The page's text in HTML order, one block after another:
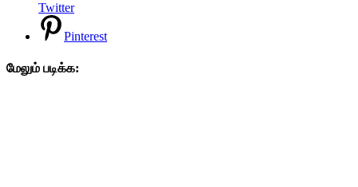
Twitter
Pinterest
மேலும் படிக்க: